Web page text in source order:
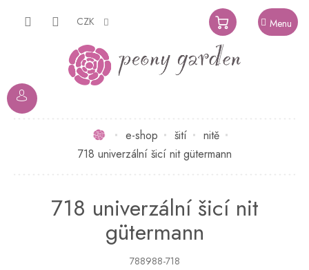
CZK
NÁKUPNÍ
KOŠÍK
Domůe-shop šití
nitě
718 univerzální šicí nit gütermann
718 univerzální šicí nit
gütermann
788988-718